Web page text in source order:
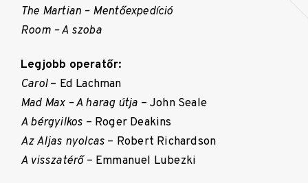
The Martian – Mentőexpedíció
Room – A szoba
Legjobb operatőr:
Carol– Ed Lachman
Mad Max – A harag útja – John Seale
A bérgyilkos – Roger Deakins
Az Aljas nyolcas – Robert Richardson
A visszatérő– Emmanuel Lubezki